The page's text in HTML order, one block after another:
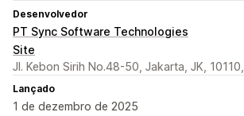
Desenvolvedor
PT Sync Software Technologies
Site
Jl. Kebon Sirih No.48-50, Jakarta, JK,
Lançado
1 de dezembro de 2025